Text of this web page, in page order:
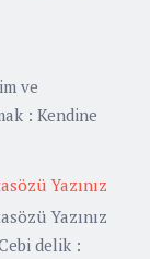
ve
: Kendine
Yazınız
Yazınız
delik :